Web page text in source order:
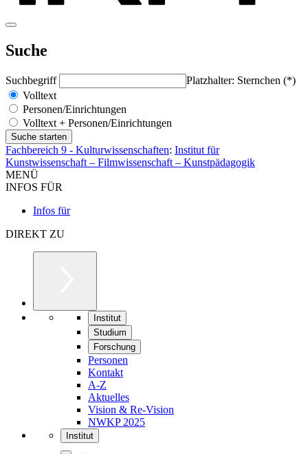
Suche
Suchbegriff
Platzhalter: Sternchen (*)
Volltext
Personen/Einrichtungen
Volltext + Personen/Einrichtungen
Fachbereich 9 - Kulturwissenschaften: Institut für
Kunstwissenschaft – Filmwissenschaft – Kunstpädagogik
MENÜ
INFOS FÜR
Infos für
DIREKT ZU
Institut
Studium
Forschung
Personen
Kontakt
A-Z
Aktuelles
Vision & Re-Vision
NWKP 2025
Institut